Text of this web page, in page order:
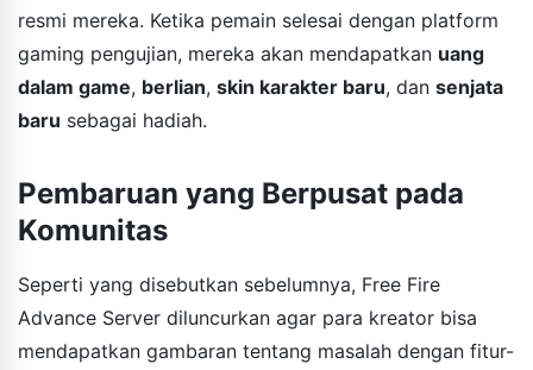
resmi mereka. Ketika pemain selesai dengan platform
gaming pengujian, mereka akan mendapatkan uang
dalam game, berlian, skin karakter baru, dan senjata
baru sebagai hadiah.
Pembaruan yang Berpusat pada
Komunitas
Seperti yang disebutkan sebelumnya, Free Fire
Advance Server diluncurkan agar para kreator bisa
mendapatkan gambaran tentang masalah dengan fitur-